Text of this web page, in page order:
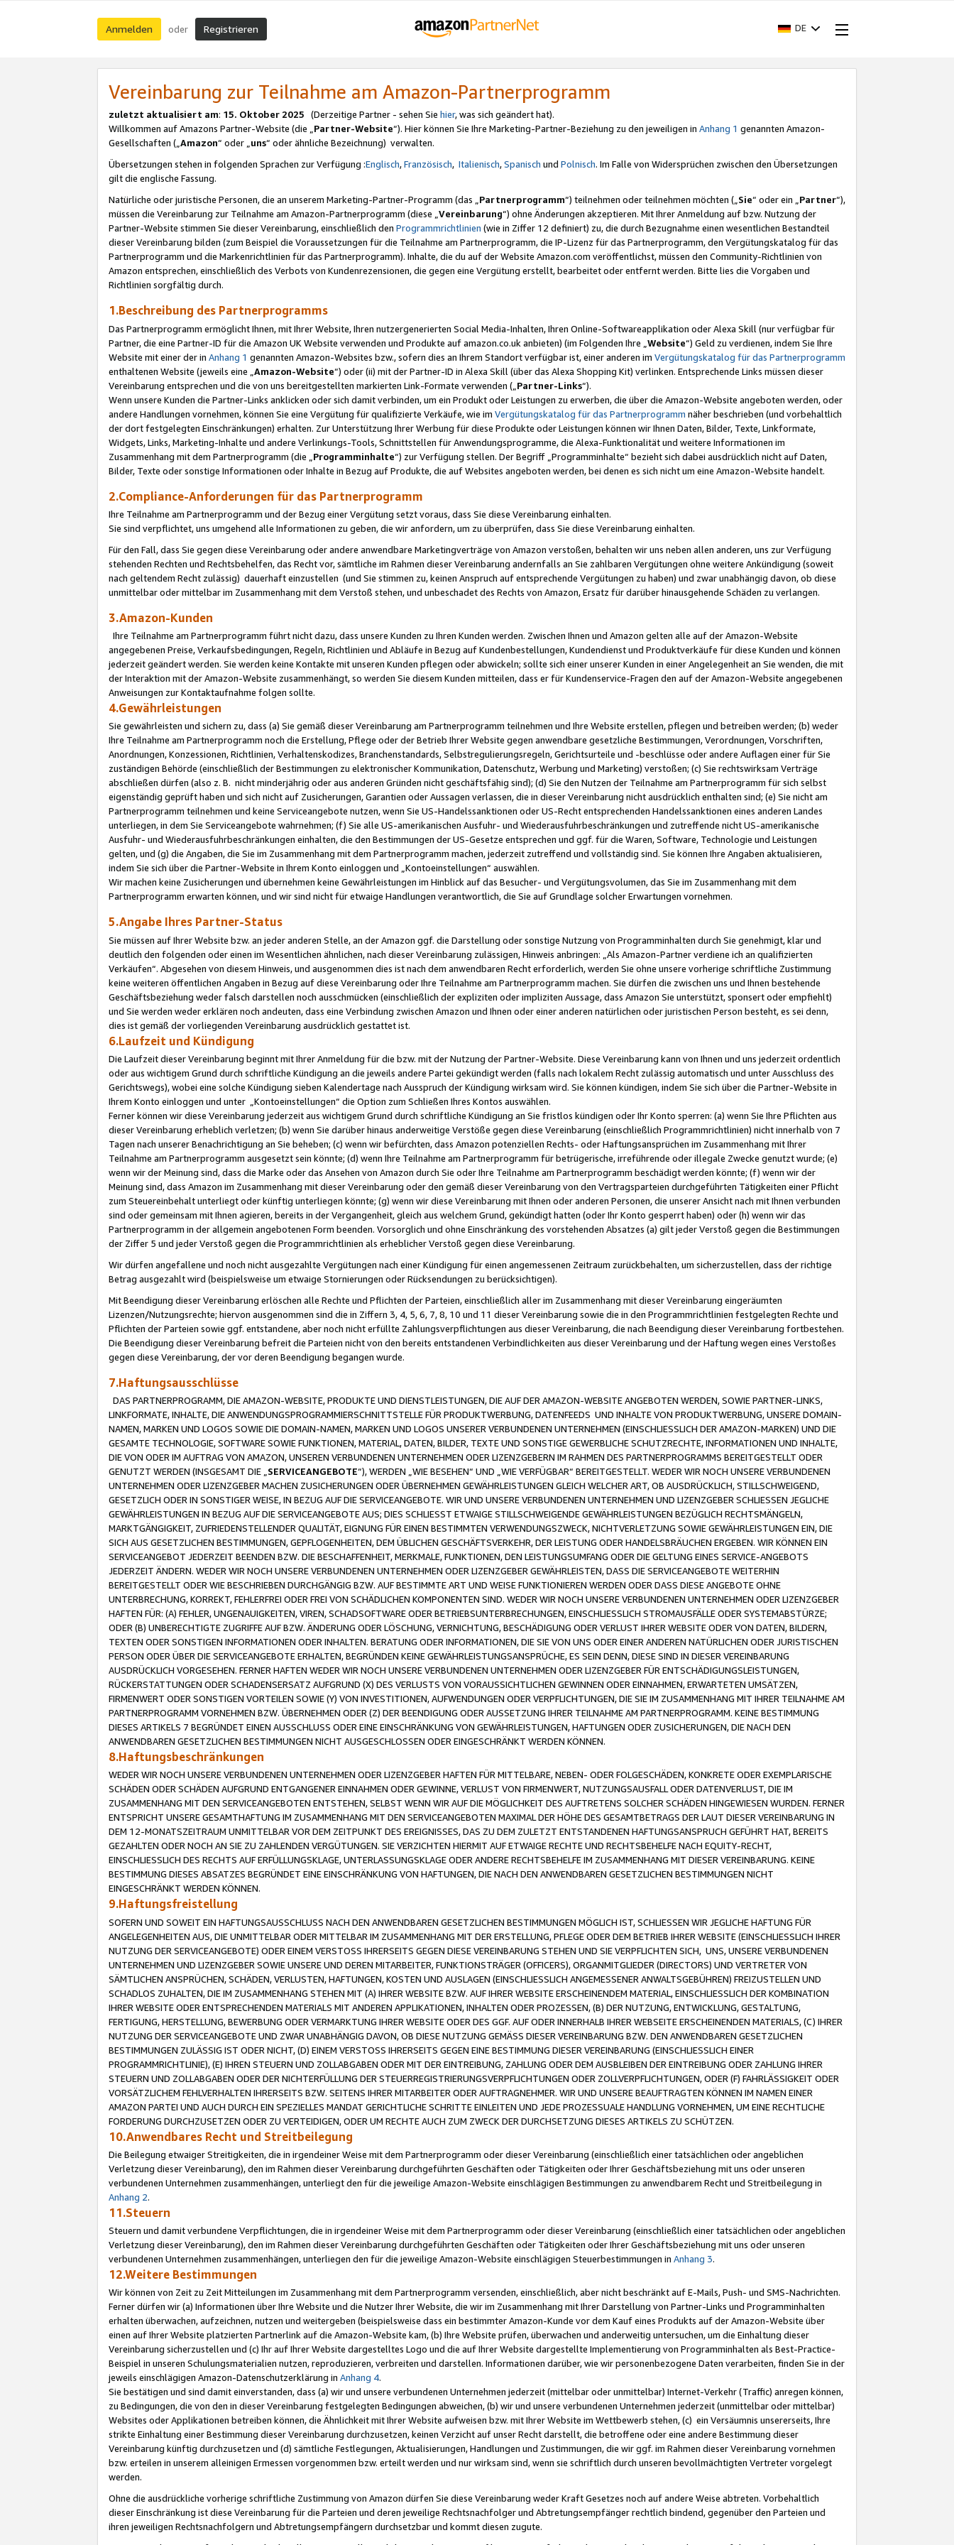
Anmelden oder Registrieren DE
Vereinbarung zur Teilnahme am Amazon-Partnerprogramm
zuletzt aktualisiert am: 15. Oktober 2025 (Derzeitige Partner - sehen Sie hier, was sich geändert hat).
Willkommen auf Amazons Partner-Website (die „Partner-Website“). Hier können Sie Ihre Marketing-Partner-Beziehung zu den jeweiligen in Anhang 1 genannten Amazon-
Gesellschaften („Amazon“ oder „uns“ oder ähnliche Bezeichnung) verwalten.
Übersetzungen stehen in folgenden Sprachen zur Verfügung :Englisch,Französisch, Italienisch,Spanisch und Polnisch. Im Falle von Widersprüchen zwischen den Übersetzungen
gilt die englische Fassung.
Natürliche oder juristische Personen, die an unserem Marketing-Partner-Programm (das „Partnerprogramm“) teilnehmen oder teilnehmen möchten („Sie“ oder ein „Partner“),
müssen die Vereinbarung zur Teilnahme am Amazon-Partnerprogramm (diese „Vereinbarung“) ohne Änderungen akzeptieren. Mit Ihrer Anmeldung auf bzw. Nutzung der
Partner-Website stimmen Sie dieser Vereinbarung, einschließlich den Programmrichtlinien (wie in Ziffer 12 definiert) zu, die durch Bezugnahme einen wesentlichen Bestandteil
dieser Vereinbarung bilden (zum Beispiel die Voraussetzungen für die Teilnahme am Partnerprogramm, die IP-Lizenz für das Partnerprogramm, den Vergütungskatalog für das
Partnerprogramm und die Markenrichtlinien für das Partnerprogramm). Inhalte, die du auf der Website Amazon.com veröffentlichst, müssen den Community-Richtlinien von
Amazon entsprechen, einschließlich des Verbots von Kundenrezensionen, die gegen eine Vergütung erstellt, bearbeitet oder entfernt werden. Bitte lies die Vorgaben und
Richtlinien sorgfältig durch.
1.Beschreibung des Partnerprogramms
Das Partnerprogramm ermöglicht Ihnen, mit Ihrer Website, Ihren nutzergenerierten Social Media-Inhalten, Ihren Online-Softwareapplikation oder Alexa Skill (nur verfügbar für
Partner, die eine Partner-ID für die Amazon UK Website verwenden und Produkte auf amazon.co.uk anbieten) (im Folgenden Ihre „ Website“) Geld zu verdienen, indem Sie Ihre
Website mit einer der in Anhang 1 genannten Amazon-Websites bzw., sofern dies an Ihrem Standort verfügbar ist, einer anderen im Vergütungskatalog für das Partnerprogramm
enthaltenen Website (jeweils eine „ Amazon-Website“) oder (ii) mit der Partner-ID in Alexa Skill (über das Alexa Shopping Kit) verlinken. Entsprechende Links müssen dieser
Vereinbarung entsprechen und die von uns bereitgestellten markierten Link-Formate verwenden („ Partner-Links“).
Wenn unsere Kunden die Partner-Links anklicken oder sich damit verbinden, um ein Produkt oder Leistungen zu erwerben, die über die Amazon-Website angeboten werden, oder
andere Handlungen vornehmen, können Sie eine Vergütung für qualifizierte Verkäufe, wie im Vergütungskatalog für das Partnerprogramm näher beschrieben (und vorbehaltlich
der dort festgelegten Einschränkungen) erhalten. Zur Unterstützung Ihrer Werbung für diese Produkte oder Leistungen können wir Ihnen Daten, Bilder, Texte, Linkformate,
Widgets, Links, Marketing-Inhalte und andere Verlinkungs-Tools, Schnittstellen für Anwendungsprogramme, die Alexa-Funktionalität und weitere Informationen im
Zusammenhang mit dem Partnerprogramm (die „ Programminhalte“) zur Verfügung stellen. Der Begriff „Programminhalte“ bezieht sich dabei ausdrücklich nicht auf Daten,
Bilder, Texte oder sonstige Informationen oder Inhalte in Bezug auf Produkte, die auf Websites angeboten werden, bei denen es sich nicht um eine Amazon-Website handelt.
2.Compliance-Anforderungen für das Partnerprogramm
Ihre Teilnahme am Partnerprogramm und der Bezug einer Vergütung setzt voraus, dass Sie diese Vereinbarung einhalten.
Sie sind verpflichtet, uns umgehend alle Informationen zu geben, die wir anfordern, um zu überprüfen, dass Sie diese Vereinbarung einhalten.
Für den Fall, dass Sie gegen diese Vereinbarung oder andere anwendbare Marketingverträge von Amazon verstoßen, behalten wir uns neben allen anderen, uns zur Verfügung
stehenden Rechten und Rechtsbehelfen, das Recht vor, sämtliche im Rahmen dieser Vereinbarung andernfalls an Sie zahlbaren Vergütungen ohne weitere Ankündigung (soweit
nach geltendem Recht zulässig) dauerhaft einzustellen (und Sie stimmen zu, keinen Anspruch auf entsprechende Vergütungen zu haben) und zwar unabhängig davon, ob diese
unmittelbar oder mittelbar im Zusammenhang mit dem Verstoß stehen, und unbeschadet des Rechts von Amazon, Ersatz für darüber hinausgehende Schäden zu verlangen.
3.Amazon-Kunden
Ihre Teilnahme am Partnerprogramm führt nicht dazu, dass unsere Kunden zu Ihren Kunden werden. Zwischen Ihnen und Amazon gelten alle auf der Amazon-Website
angegebenen Preise, Verkaufsbedingungen, Regeln, Richtlinien und Abläufe in Bezug auf Kundenbestellungen, Kundendienst und Produktverkäufe für diese Kunden und können
jederzeit geändert werden. Sie werden keine Kontakte mit unseren Kunden pflegen oder abwickeln; sollte sich einer unserer Kunden in einer Angelegenheit an Sie wenden, die mit
der Interaktion mit der Amazon-Website zusammenhängt, so werden Sie diesem Kunden mitteilen, dass er für Kundenservice-Fragen den auf der Amazon-Website angegebenen
Anweisungen zur Kontaktaufnahme folgen sollte.
4.Gewährleistungen
Sie gewährleisten und sichern zu, dass (a) Sie gemäß dieser Vereinbarung am Partnerprogramm teilnehmen und Ihre Website erstellen, pflegen und betreiben werden; (b) weder
Ihre Teilnahme am Partnerprogramm noch die Erstellung, Pflege oder der Betrieb Ihrer Website gegen anwendbare gesetzliche Bestimmungen, Verordnungen, Vorschriften,
Anordnungen, Konzessionen, Richtlinien, Verhaltenskodizes, Branchenstandards, Selbstregulierungsregeln, Gerichtsurteile und -beschlüsse oder andere Auflagen einer für Sie
zuständigen Behörde (einschließlich der Bestimmungen zu elektronischer Kommunikation, Datenschutz, Werbung und Marketing) verstoßen; (c) Sie rechtswirksam Verträge
abschließen dürfen (also z. B. nicht minderjährig oder aus anderen Gründen nicht geschäftsfähig sind); (d) Sie den Nutzen der Teilnahme am Partnerprogramm für sich selbst
eigenständig geprüft haben und sich nicht auf Zusicherungen, Garantien oder Aussagen verlassen, die in dieser Vereinbarung nicht ausdrücklich enthalten sind; (e) Sie nicht am
Partnerprogramm teilnehmen und keine Serviceangebote nutzen, wenn Sie US-Handelssanktionen oder US-Recht entsprechenden Handelssanktionen eines anderen Landes
unterliegen, in dem Sie Serviceangebote wahrnehmen; (f) Sie alle US-amerikanischen Ausfuhr- und Wiederausfuhrbeschränkungen und zutreffende nicht US-amerikanische
Ausfuhr- und Wiederausfuhrbeschränkungen einhalten, die den Bestimmungen der US-Gesetze entsprechen und ggf. für die Waren, Software, Technologie und Leistungen
gelten, und (g) die Angaben, die Sie im Zusammenhang mit dem Partnerprogramm machen, jederzeit zutreffend und vollständig sind. Sie können Ihre Angaben aktualisieren,
indem Sie sich über die Partner-Website in Ihrem Konto einloggen und „Kontoeinstellungen“ auswählen.
Wir machen keine Zusicherungen und übernehmen keine Gewährleistungen im Hinblick auf das Besucher- und Vergütungsvolumen, das Sie im Zusammenhang mit dem
Partnerprogramm erwarten können, und wir sind nicht für etwaige Handlungen verantwortlich, die Sie auf Grundlage solcher Erwartungen vornehmen.
5.Angabe Ihres Partner-Status
Sie müssen auf Ihrer Website bzw. an jeder anderen Stelle, an der Amazon ggf. die Darstellung oder sonstige Nutzung von Programminhalten durch Sie genehmigt, klar und
deutlich den folgenden oder einen im Wesentlichen ähnlichen, nach dieser Vereinbarung zulässigen, Hinweis anbringen: „Als Amazon-Partner verdiene ich an qualifizierten
Verkäufen“. Abgesehen von diesem Hinweis, und ausgenommen dies ist nach dem anwendbaren Recht erforderlich, werden Sie ohne unsere vorherige schriftliche Zustimmung
keine weiteren öffentlichen Angaben in Bezug auf diese Vereinbarung oder Ihre Teilnahme am Partnerprogramm machen. Sie dürfen die zwischen uns und Ihnen bestehende
Geschäftsbeziehung weder falsch darstellen noch ausschmücken (einschließlich der expliziten oder impliziten Aussage, dass Amazon Sie unterstützt, sponsert oder empfiehlt)
und Sie werden weder erklären noch andeuten, dass eine Verbindung zwischen Amazon und Ihnen oder einer anderen natürlichen oder juristischen Person besteht, es sei denn,
dies ist gemäß der vorliegenden Vereinbarung ausdrücklich gestattet ist.
6.Laufzeit und Kündigung
Die Laufzeit dieser Vereinbarung beginnt mit Ihrer Anmeldung für die bzw. mit der Nutzung der Partner-Website. Diese Vereinbarung kann von Ihnen und uns jederzeit ordentlich
oder aus wichtigem Grund durch schriftliche Kündigung an die jeweils andere Partei gekündigt werden (falls nach lokalem Recht zulässig automatisch und unter Ausschluss des
Gerichtswegs), wobei eine solche Kündigung sieben Kalendertage nach Ausspruch der Kündigung wirksam wird. Sie können kündigen, indem Sie sich über die Partner-Website in
Ihrem Konto einloggen und unter „Kontoeinstellungen“ die Option zum Schließen Ihres Kontos auswählen.
Ferner können wir diese Vereinbarung jederzeit aus wichtigem Grund durch schriftliche Kündigung an Sie fristlos kündigen oder Ihr Konto sperren: (a) wenn Sie Ihre Pflichten aus
dieser Vereinbarung erheblich verletzen; (b) wenn Sie darüber hinaus anderweitige Verstöße gegen diese Vereinbarung (einschließlich Programmrichtlinien) nicht innerhalb von 7
Tagen nach unserer Benachrichtigung an Sie beheben; (c) wenn wir befürchten, dass Amazon potenziellen Rechts- oder Haftungsansprüchen im Zusammenhang mit Ihrer
Teilnahme am Partnerprogramm ausgesetzt sein könnte; (d) wenn Ihre Teilnahme am Partnerprogramm für betrügerische, irreführende oder illegale Zwecke genutzt wurde; (e)
wenn wir der Meinung sind, dass die Marke oder das Ansehen von Amazon durch Sie oder Ihre Teilnahme am Partnerprogramm beschädigt werden könnte; (f) wenn wir der
Meinung sind, dass Amazon im Zusammenhang mit dieser Vereinbarung oder den gemäß dieser Vereinbarung von den Vertragsparteien durchgeführten Tätigkeiten einer Pflicht
zum Steuereinbehalt unterliegt oder künftig unterliegen könnte; (g) wenn wir diese Vereinbarung mit Ihnen oder anderen Personen, die unserer Ansicht nach mit Ihnen verbunden
sind oder gemeinsam mit Ihnen agieren, bereits in der Vergangenheit, gleich aus welchem Grund, gekündigt hatten (oder Ihr Konto gesperrt haben) oder (h) wenn wir das
Partnerprogramm in der allgemein angebotenen Form beenden. Vorsorglich und ohne Einschränkung des vorstehenden Absatzes (a) gilt jeder Verstoß gegen die Bestimmungen
der Ziffer 5 und jeder Verstoß gegen die Programmrichtlinien als erheblicher Verstoß gegen diese Vereinbarung.
Wir dürfen angefallene und noch nicht ausgezahlte Vergütungen nach einer Kündigung für einen angemessenen Zeitraum zurückbehalten, um sicherzustellen, dass der richtige
Betrag ausgezahlt wird (beispielsweise um etwaige Stornierungen oder Rücksendungen zu berücksichtigen).
Mit Beendigung dieser Vereinbarung erlöschen alle Rechte und Pflichten der Parteien, einschließlich aller im Zusammenhang mit dieser Vereinbarung eingeräumten
Lizenzen/Nutzungsrechte; hiervon ausgenommen sind die in Ziffern 3, 4, 5, 6, 7, 8, 10 und 11 dieser Vereinbarung sowie die in den Programmrichtlinien festgelegten Rechte und
Pflichten der Parteien sowie ggf. entstandene, aber noch nicht erfüllte Zahlungsverpflichtungen aus dieser Vereinbarung, die nach Beendigung dieser Vereinbarung fortbestehen.
Die Beendigung dieser Vereinbarung befreit die Parteien nicht von den bereits entstandenen Verbindlichkeiten aus dieser Vereinbarung und der Haftung wegen eines Verstoßes
gegen diese Vereinbarung, der vor deren Beendigung begangen wurde.
7.Haftungsausschlüsse
DAS PARTNERPROGRAMM, DIE AMAZON-WEBSITE, PRODUKTE UND DIENSTLEISTUNGEN, DIE AUF DER AMAZON-WEBSITE ANGEBOTEN WERDEN, SOWIE PARTNER-LINKS,
LINKFORMATE, INHALTE, DIE ANWENDUNGSPROGRAMMIERSCHNITTSTELLE FÜR PRODUKTWERBUNG, DATENFEEDS UND INHALTE VON PRODUKTWERBUNG, UNSERE DOMAIN-
NAMEN, MARKEN UND LOGOS SOWIE DIE DOMAIN-NAMEN, MARKEN UND LOGOS UNSERER VERBUNDENEN UNTERNEHMEN (EINSCHLIESSLICH DER AMAZON-MARKEN) UND DIE
GESAMTE TECHNOLOGIE, SOFTWARE SOWIE FUNKTIONEN, MATERIAL, DATEN, BILDER, TEXTE UND SONSTIGE GEWERBLICHE SCHUTZRECHTE, INFORMATIONEN UND INHALTE,
DIE VON ODER IM AUFTRAG VON AMAZON, UNSEREN VERBUNDENEN UNTERNEHMEN ODER LIZENZGEBERN IM RAHMEN DES PARTNERPROGRAMMS BEREITGESTELLT ODER
GENUTZT WERDEN (INSGESAMT DIE „ SERVICEANGEBOTE“), WERDEN „WIE BESEHEN“ UND „WIE VERFÜGBAR“ BEREITGESTELLT. WEDER WIR NOCH UNSERE VERBUNDENEN
UNTERNEHMEN ODER LIZENZGEBER MACHEN ZUSICHERUNGEN ODER ÜBERNEHMEN GEWÄHRLEISTUNGEN GLEICH WELCHER ART, OB AUSDRÜCKLICH, STILLSCHWEIGEND,
GESETZLICH ODER IN SONSTIGER WEISE, IN BEZUG AUF DIE SERVICEANGEBOTE. WIR UND UNSERE VERBUNDENEN UNTERNEHMEN UND LIZENZGEBER SCHLIESSEN JEGLICHE
GEWÄHRLEISTUNGEN IN BEZUG AUF DIE SERVICEANGEBOTE AUS; DIES SCHLIESST ETWAIGE STILLSCHWEIGENDE GEWÄHRLEISTUNGEN BEZÜGLICH RECHTSMÄNGELN,
MARKTGÄNGIGKEIT, ZUFRIEDENSTELLENDER QUALITÄT, EIGNUNG FÜR EINEN BESTIMMTEN VERWENDUNGSZWECK, NICHTVERLETZUNG SOWIE GEWÄHRLEISTUNGEN EIN, DIE
SICH AUS GESETZLICHEN BESTIMMUNGEN, GEPFLOGENHEITEN, DEM ÜBLICHEN GESCHÄFTSVERKEHR, DER LEISTUNG ODER HANDELSBRÄUCHEN ERGEBEN. WIR KÖNNEN EIN
SERVICEANGEBOT JEDERZEIT BEENDEN BZW. DIE BESCHAFFENHEIT, MERKMALE, FUNKTIONEN, DEN LEISTUNGSUMFANG ODER DIE GELTUNG EINES SERVICE-ANGEBOTS
JEDERZEIT ÄNDERN. WEDER WIR NOCH UNSERE VERBUNDENEN UNTERNEHMEN ODER LIZENZGEBER GEWÄHRLEISTEN, DASS DIE SERVICEANGEBOTE WEITERHIN
BEREITGESTELLT ODER WIE BESCHRIEBEN DURCHGÄNGIG BZW. AUF BESTIMMTE ART UND WEISE FUNKTIONIEREN WERDEN ODER DASS DIESE ANGEBOTE OHNE
UNTERBRECHUNG, KORREKT, FEHLERFREI ODER FREI VON SCHÄDLICHEN KOMPONENTEN SIND. WEDER WIR NOCH UNSERE VERBUNDENEN UNTERNEHMEN ODER LIZENZGEBER
HAFTEN FÜR: (A) FEHLER, UNGENAUIGKEITEN, VIREN, SCHADSOFTWARE ODER BETRIEBSUNTERBRECHUNGEN, EINSCHLIESSLICH STROMAUSFÄLLE ODER SYSTEMABSTÜRZE;
ODER (B) UNBERECHTIGTE ZUGRIFFE AUF BZW. ÄNDERUNG ODER LÖSCHUNG, VERNICHTUNG, BESCHÄDIGUNG ODER VERLUST IHRER WEBSITE ODER VON DATEN, BILDERN,
TEXTEN ODER SONSTIGEN INFORMATIONEN ODER INHALTEN. BERATUNG ODER INFORMATIONEN, DIE SIE VON UNS ODER EINER ANDEREN NATÜRLICHEN ODER JURISTISCHEN
PERSON ODER ÜBER DIE SERVICEANGEBOTE ERHALTEN, BEGRÜNDEN KEINE GEWÄHRLEISTUNGSANSPRÜCHE, ES SEIN DENN, DIESE SIND IN DIESER VEREINBARUNG
AUSDRÜCKLICH VORGESEHEN. FERNER HAFTEN WEDER WIR NOCH UNSERE VERBUNDENEN UNTERNEHMEN ODER LIZENZGEBER FÜR ENTSCHÄDIGUNGSLEISTUNGEN,
RÜCKERSTATTUNGEN ODER SCHADENSERSATZ AUFGRUND (X) DES VERLUSTS VON VORAUSSICHTLICHEN GEWINNEN ODER EINNAHMEN, ERWARTETEN UMSÄTZEN,
FIRMENWERT ODER SONSTIGEN VORTEILEN SOWIE (Y) VON INVESTITIONEN, AUFWENDUNGEN ODER VERPFLICHTUNGEN, DIE SIE IM ZUSAMMENHANG MIT IHRER TEILNAHME AM
PARTNERPROGRAMM VORNEHMEN BZW. ÜBERNEHMEN ODER (Z) DER BEENDIGUNG ODER AUSSETZUNG IHRER TEILNAHME AM PARTNERPROGRAMM. KEINE BESTIMMUNG
DIESES ARTIKELS 7 BEGRÜNDET EINEN AUSSCHLUSS ODER EINE EINSCHRÄNKUNG VON GEWÄHRLEISTUNGEN, HAFTUNGEN ODER ZUSICHERUNGEN, DIE NACH DEN
ANWENDBAREN GESETZLICHEN BESTIMMUNGEN NICHT AUSGESCHLOSSEN ODER EINGESCHRÄNKT WERDEN KÖNNEN.
8.Haftungsbeschränkungen
WEDER WIR NOCH UNSERE VERBUNDENEN UNTERNEHMEN ODER LIZENZGEBER HAFTEN FÜR MITTELBARE, NEBEN- ODER FOLGESCHÄDEN, KONKRETE ODER EXEMPLARISCHE
SCHÄDEN ODER SCHÄDEN AUFGRUND ENTGANGENER EINNAHMEN ODER GEWINNE, VERLUST VON FIRMENWERT, NUTZUNGSAUSFALL ODER DATENVERLUST, DIE IM
ZUSAMMENHANG MIT DEN SERVICEANGEBOTEN ENTSTEHEN, SELBST WENN WIR AUF DIE MÖGLICHKEIT DES AUFTRETENS SOLCHER SCHÄDEN HINGEWIESEN WURDEN. FERNER
ENTSPRICHT UNSERE GESAMTHAFTUNG IM ZUSAMMENHANG MIT DEN SERVICEANGEBOTEN MAXIMAL DER HÖHE DES GESAMTBETRAGS DER LAUT DIESER VEREINBARUNG IN
DEM 12-MONATSZEITRAUM UNMITTELBAR VOR DEM ZEITPUNKT DES EREIGNISSES, DAS ZU DEM ZULETZT ENTSTANDENEN HAFTUNGSANSPRUCH GEFÜHRT HAT, BEREITS
GEZAHLTEN ODER NOCH AN SIE ZU ZAHLENDEN VERGÜTUNGEN. SIE VERZICHTEN HIERMIT AUF ETWAIGE RECHTE UND RECHTSBEHELFE NACH EQUITY-RECHT,
EINSCHLIESSLICH DES RECHTS AUF ERFÜLLUNGSKLAGE, UNTERLASSUNGSKLAGE ODER ANDERE RECHTSBEHELFE IM ZUSAMMENHANG MIT DIESER VEREINBARUNG. KEINE
BESTIMMUNG DIESES ABSATZES BEGRÜNDET EINE EINSCHRÄNKUNG VON HAFTUNGEN, DIE NACH DEN ANWENDBAREN GESETZLICHEN BESTIMMUNGEN NICHT
EINGESCHRÄNKT WERDEN KÖNNEN.
9.Haftungsfreistellung
SOFERN UND SOWEIT EIN HAFTUNGSAUSSCHLUSS NACH DEN ANWENDBAREN GESETZLICHEN BESTIMMUNGEN MÖGLICH IST, SCHLIESSEN WIR JEGLICHE HAFTUNG FÜR
ANGELEGENHEITEN AUS, DIE UNMITTELBAR ODER MITTELBAR IM ZUSAMMENHANG MIT DER ERSTELLUNG, PFLEGE ODER DEM BETRIEB IHRER WEBSITE (EINSCHLIESSLICH IHRER
NUTZUNG DER SERVICEANGEBOTE) ODER EINEM VERSTOSS IHRERSEITS GEGEN DIESE VEREINBARUNG STEHEN UND SIE VERPFLICHTEN SICH, UNS, UNSERE VERBUNDENEN
UNTERNEHMEN UND LIZENZGEBER SOWIE UNSERE UND DEREN MITARBEITER, FUNKTIONSTRÄGER (OFFICERS), ORGANMITGLIEDER (DIRECTORS) UND VERTRETER VON
SÄMTLICHEN ANSPRÜCHEN, SCHÄDEN, VERLUSTEN, HAFTUNGEN, KOSTEN UND AUSLAGEN (EINSCHLIESSLICH ANGEMESSENER ANWALTSGEBÜHREN) FREIZUSTELLEN UND
SCHADLOS ZUHALTEN, DIE IM ZUSAMMENHANG STEHEN MIT (A) IHRER WEBSITE BZW. AUF IHRER WEBSITE ERSCHEINENDEM MATERIAL, EINSCHLIESSLICH DER KOMBINATION
IHRER WEBSITE ODER ENTSPRECHENDEN MATERIALS MIT ANDEREN APPLIKATIONEN, INHALTEN ODER PROZESSEN, (B) DER NUTZUNG, ENTWICKLUNG, GESTALTUNG,
FERTIGUNG, HERSTELLUNG, BEWERBUNG ODER VERMARKTUNG IHRER WEBSITE ODER DES GGF. AUF ODER INNERHALB IHRER WEBSEITE ERSCHEINENDEN MATERIALS, (C) IHRER
NUTZUNG DER SERVICEANGEBOTE UND ZWAR UNABHÄNGIG DAVON, OB DIESE NUTZUNG GEMÄSS DIESER VEREINBARUNG BZW. DEN ANWENDBAREN GESETZLICHEN
BESTIMMUNGEN ZULÄSSIG IST ODER NICHT, (D) EINEM VERSTOSS IHRERSEITS GEGEN EINE BESTIMMUNG DIESER VEREINBARUNG (EINSCHLIESSLICH EINER
PROGRAMMRICHTLINIE), (E) IHREN STEUERN UND ZOLLABGABEN ODER MIT DER EINTREIBUNG, ZAHLUNG ODER DEM AUSBLEIBEN DER EINTREIBUNG ODER ZAHLUNG IHRER
STEUERN UND ZOLLABGABEN ODER DER NICHTERFÜLLUNG DER STEUERREGISTRIERUNGSVERPFLICHTUNGEN ODER ZOLLVERPFLICHTUNGEN, ODER (F) FAHRLÄSSIGKEIT ODER
VORSÄTZLICHEM FEHLVERHALTEN IHRERSEITS BZW. SEITENS IHRER MITARBEITER ODER AUFTRAGNEHMER. WIR UND UNSERE BEAUFTRAGTEN KÖNNEN IM NAMEN EINER
AMAZON PARTEI UND AUCH DURCH EIN SPEZIELLES MANDAT GERICHTLICHE SCHRITTE EINLEITEN UND JEDE PROZESSUALE HANDLUNG VORNEHMEN, UM EINE RECHTLICHE
FORDERUNG DURCHZUSETZEN ODER ZU VERTEIDIGEN, ODER UM RECHTE AUCH ZUM ZWECK DER DURCHSETZUNG DIESES ARTIKELS ZU SCHÜTZEN.
10.Anwendbares Recht und Streitbeilegung
Die Beilegung etwaiger Streitigkeiten, die in irgendeiner Weise mit dem Partnerprogramm oder dieser Vereinbarung (einschließlich einer tatsächlichen oder angeblichen
Verletzung dieser Vereinbarung), den im Rahmen dieser Vereinbarung durchgeführten Geschäften oder Tätigkeiten oder Ihrer Geschäftsbeziehung mit uns oder unseren
verbundenen Unternehmen zusammenhängen, unterliegt den für die jeweilige Amazon-Website einschlägigen Bestimmungen zu anwendbarem Recht und Streitbeilegung in
Anhang 2.
11.Steuern
Steuern und damit verbundene Verpflichtungen, die in irgendeiner Weise mit dem Partnerprogramm oder dieser Vereinbarung (einschließlich einer tatsächlichen oder angeblichen
Verletzung dieser Vereinbarung), den im Rahmen dieser Vereinbarung durchgeführten Geschäften oder Tätigkeiten oder Ihrer Geschäftsbeziehung mit uns oder unseren
verbundenen Unternehmen zusammenhängen, unterliegen den für die jeweilige Amazon-Website einschlägigen Steuerbestimmungen in Anhang 3.
12.Weitere Bestimmungen
Wir können von Zeit zu Zeit Mitteilungen im Zusammenhang mit dem Partnerprogramm versenden, einschließlich, aber nicht beschränkt auf E-Mails, Push- und SMS-Nachrichten.
Ferner dürfen wir (a) Informationen über Ihre Website und die Nutzer Ihrer Website, die wir im Zusammenhang mit Ihrer Darstellung von Partner-Links und Programminhalten
erhalten überwachen, aufzeichnen, nutzen und weitergeben (beispielsweise dass ein bestimmter Amazon-Kunde vor dem Kauf eines Produkts auf der Amazon-Website über
einen auf Ihrer Website platzierten Partnerlink auf die Amazon-Website kam, (b) Ihre Website prüfen, überwachen und anderweitig untersuchen, um die Einhaltung dieser
Vereinbarung sicherzustellen und (c) Ihr auf Ihrer Website dargestelltes Logo und die auf Ihrer Website dargestellte Implementierung von Programminhalten als Best-Practice-
Beispiel in unseren Schulungsmaterialien nutzen, reproduzieren, verbreiten und darstellen. Informationen darüber, wie wir personenbezogene Daten verarbeiten, finden Sie in der
jeweils einschlägigen Amazon-Datenschutzerklärung in Anhang 4.
Sie bestätigen und sind damit einverstanden, dass (a) wir und unsere verbundenen Unternehmen jederzeit (mittelbar oder unmittelbar) Internet-Verkehr (Traffic) anregen können,
zu Bedingungen, die von den in dieser Vereinbarung festgelegten Bedingungen abweichen, (b) wir und unsere verbundenen Unternehmen jederzeit (unmittelbar oder mittelbar)
Websites oder Applikationen betreiben können, die Ähnlichkeit mit Ihrer Website aufweisen bzw. mit Ihrer Website im Wettbewerb stehen, (c) ein Versäumnis unsererseits, Ihre
strikte Einhaltung einer Bestimmung dieser Vereinbarung durchzusetzen, keinen Verzicht auf unser Recht darstellt, die betroffene oder eine andere Bestimmung dieser
Vereinbarung künftig durchzusetzen und (d) sämtliche Festlegungen, Aktualisierungen, Handlungen und Zustimmungen, die wir ggf. im Rahmen dieser Vereinbarung vornehmen
bzw. erteilen in unserem alleinigen Ermessen vorgenommen bzw. erteilt werden und nur wirksam sind, wenn sie schriftlich durch unseren bevollmächtigten Vertreter vorgelegt
werden.
Ohne die ausdrückliche vorherige schriftliche Zustimmung von Amazon dürfen Sie diese Vereinbarung weder Kraft Gesetzes noch auf andere Weise abtreten. Vorbehaltlich
dieser Einschränkung ist diese Vereinbarung für die Parteien und deren jeweilige Rechtsnachfolger und Abtretungsempfänger rechtlich bindend, gegenüber den Parteien und
ihren jeweiligen Rechtsnachfolgern und Abtretungsempfängern durchsetzbar und kommt diesen zugute.